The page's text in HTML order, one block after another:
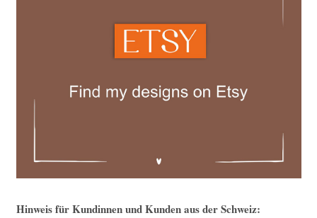
Hinweis für Kundinnen und Kunden aus der Schweiz: